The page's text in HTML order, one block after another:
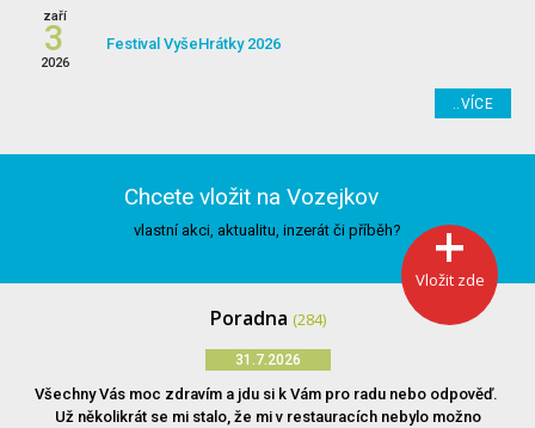
zaří
3
2026
Festival VyšeHrátky 2026
..VÍCE
Chcete vložit na Vozejkov
vlastní akci, aktualitu, inzerát či příběh?
Vložit zde
Poradna (284)
31.7.2026
Všechny Vás moc zdravím a jdu si k Vám pro radu nebo odpověď.
Už několikrát se mi stalo, že mi v restauracích nebylo možno